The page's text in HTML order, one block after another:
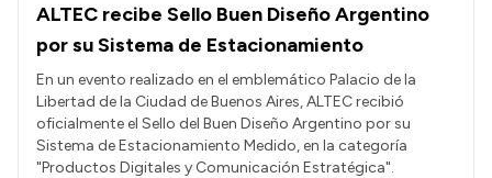
ALTEC recibe Sello Buen Diseño Argentino
por su Sistema de Estacionamiento
En un evento realizado en el emblemático Palacio de la
Libertad de la Ciudad de Buenos Aires, ALTEC recibió
oficialmente el Sello del Buen Diseño Argentino por su
Sistema de Estacionamiento Medido, en la categoría
"Productos Digitales y Comunicación Estratégica".